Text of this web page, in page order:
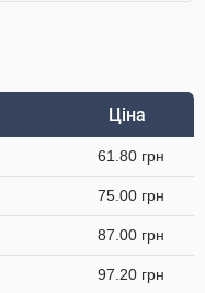
Ціна
61.80 грн
75.00 грн
87.00 грн
97.20 грн